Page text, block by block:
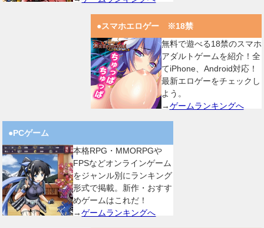
●スマホエロゲー ※18禁
無料で遊べる18禁のスマホ
アダルトゲームを紹介！全
てiPhone、Android対応！
最新エロゲーをチェックし
よう。
→ゲームランキングへ
●PCゲーム
本格RPG・MMORPGや
FPSなどオンラインゲーム
をジャンル別にランキング
形式で掲載。新作・おすす
めゲームはこれだ！
→ゲームランキングへ